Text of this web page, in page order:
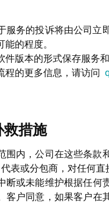
服务的投诉将由公司立
的程度。
件版本的形式保存服务
程的更多信息，请访问
救措施
围内，公司在这些条款
表或分包商，对任何
断或未能维护根据任何
客户同意，如果客户在